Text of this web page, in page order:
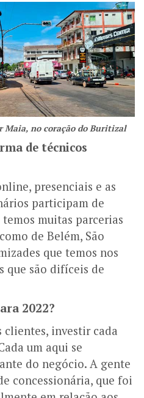
no coração do Buritizal
de técnicos
presenciais e as
participam de
muitas parcerias
de Belém, São
que temos nos
que são difíceis de
2022?
clientes, investir cada
um aqui se
do negócio. A gente
concessionária, que foi